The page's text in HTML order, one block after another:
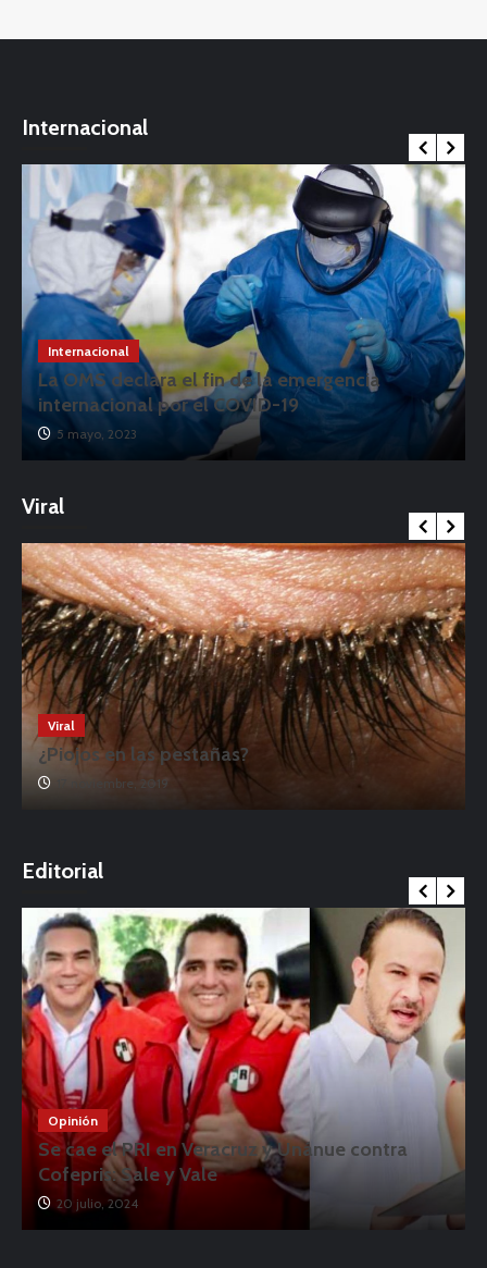
Internacional
Internacional
La OMS declara el fin de la emergencia
internacional por el COVID-19
5 mayo, 2023
Viral
Viral
¿Piojos en las pestañas?
17 noviembre, 2019
Editorial
Opinión
Se cae el PRI en Veracruz y Unánue contra
Cofepris: Sale y Vale
20 julio, 2024